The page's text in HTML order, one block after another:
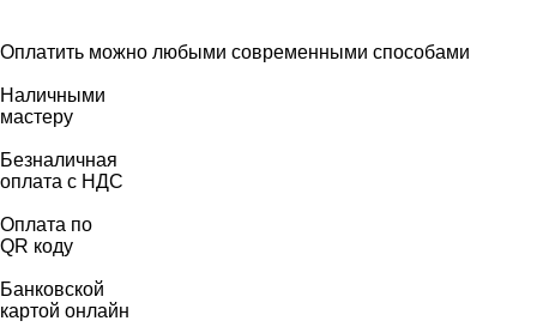
Оплатить можно любыми современными способами
Наличными
мастеру
Безналичная
оплата с НДС
Оплата по
QR коду
Банковской
картой онлайн